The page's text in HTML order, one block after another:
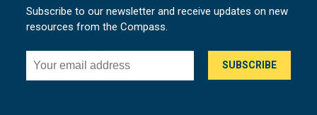
Subscribe to our newsletter and receive updates on new
resources from the Compass.